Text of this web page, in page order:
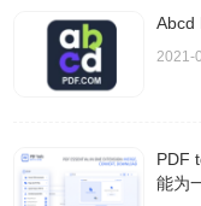
Abcd
2021-
PDF
能为